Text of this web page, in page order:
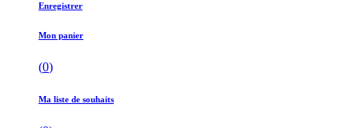
Enregistrer
Mon panier
(0)
Ma liste de souhaits